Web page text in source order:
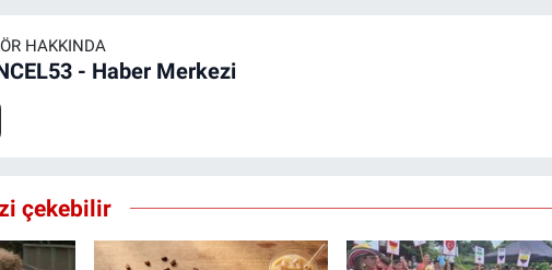
HAKKINDA
- Haber Merkezi
çekebilir